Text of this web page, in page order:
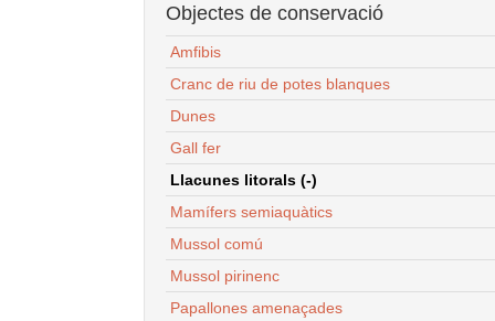
Objectes de conservació
Amfibis
Cranc de riu de potes blanques
Dunes
Gall fer
Llacunes litorals (-)
Mamífers semiaquàtics
Mussol comú
Mussol pirinenc
Papallones amenaçades